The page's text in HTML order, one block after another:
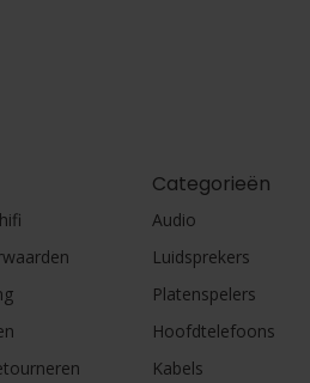
Categorieën
Audio
Luidsprekers
Platenspelers
Hoofdtelefoons
Kabels